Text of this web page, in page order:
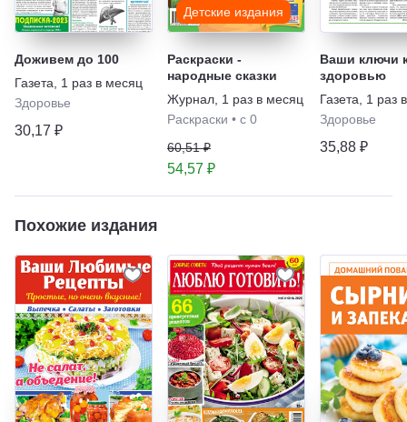
Доживем до 100
Газета
1 раз в месяц
Здоровье
30,17 ₽
Детские издания
Раскраски -
народные сказки
Журнал 1 раз в месяц
Раскраски • с 0
60,51 ₽
54,57 ₽
Ваши ключи
здоровью
Газета
1 раз
Здоровье
35,88 ₽
Похожие издания